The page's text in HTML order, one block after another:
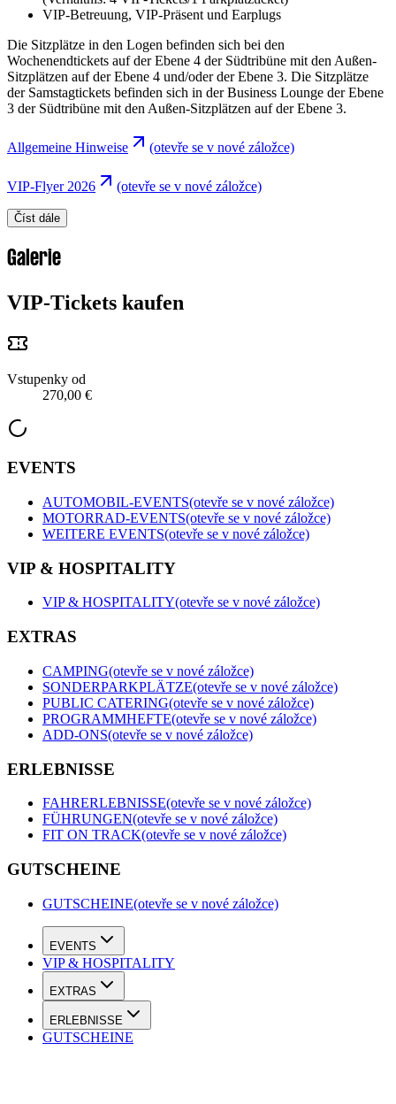
VIP-Betreuung, VIP-Präsent und Earplugs
Die Sitzplätze in den Logen befinden sich bei den
Wochenendtickets auf der Ebene 4 der Südtribüne mit den Außen-
Sitzplätzen auf der Ebene 4 und/oder der Ebene 3. Die Sitzplätze
der Samstagtickets befinden sich in der Business Lounge der Ebene
3 der Südtribüne mit den Außen-Sitzplätzen auf der Ebene 3.
Allgemeine Hinweise (otevře se v nové záložce)
VIP-Flyer 2026 (otevře se v nové záložce)
Číst dále
Galerie
VIP-Tickets kaufen
Vstupenky od
270,00 €
EVENTS
AUTOMOBIL-EVENTS(otevře se v nové záložce)
MOTORRAD-EVENTS(otevře se v nové záložce)
WEITERE EVENTS(otevře se v nové záložce)
VIP & HOSPITALITY
VIP & HOSPITALITY(otevře se v nové záložce)
EXTRAS
CAMPING(otevře se v nové záložce)
SONDERPARKPLÄTZE(otevře se v nové záložce)
PUBLIC CATERING(otevře se v nové záložce)
PROGRAMMHEFTE(otevře se v nové záložce)
ADD-ONS(otevře se v nové záložce)
ERLEBNISSE
FAHRERLEBNISSE(otevře se v nové záložce)
FÜHRUNGEN(otevře se v nové záložce)
FIT ON TRACK(otevře se v nové záložce)
GUTSCHEINE
GUTSCHEINE(otevře se v nové záložce)
EVENTS
VIP & HOSPITALITY
EXTRAS
ERLEBNISSE
GUTSCHEINE